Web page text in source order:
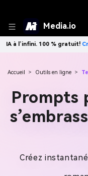
Media.io
Créez des
Accueil > Outils en ligne >
Prompts
Créez